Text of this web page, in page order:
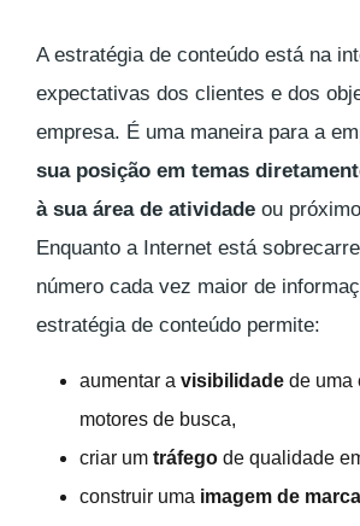
A estratégia de conteúdo está na
expectativas dos clientes e dos
empresa. É uma maneira para a
sua posição em temas
à sua área de atividade ou
Enquanto a Internet está
número cada vez maior de
estratégia de conteúdo permite:
aumentar a visibilidade de uma
motores de busca,
criar um tráfego de qualidade
construir uma imagem de marca